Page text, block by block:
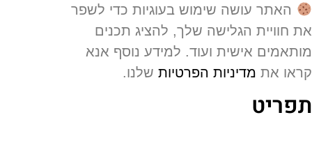
האתר עושה שימוש בעוגיות כדי לשפר
חוויית הגלישה שלך, להציג תכנים
אישית ועוד. למידע נוסף אנא
אתמדיניות הפרטיותשלנו.